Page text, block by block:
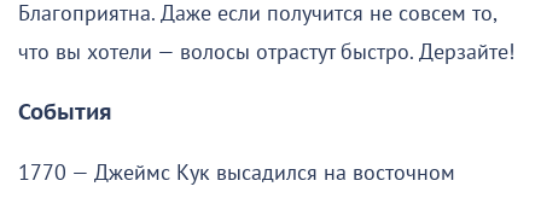
Благоприятна. Даже если получится не совсем то,
что вы хотели — волосы отрастут быстро. Дерзайте!
События
1770 — Джеймс Кук высадился на восточном